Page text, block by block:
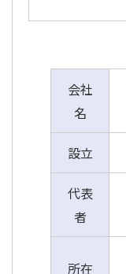
会社
名
設立
代表
者
所在